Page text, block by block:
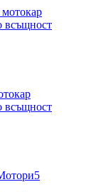
всъщност